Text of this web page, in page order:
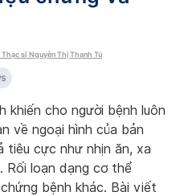
sĩ Nguyễn Thị Thanh Tú
khiến cho người bệnh luôn
về ngoại hình của bản
tiêu cực như nhịn ăn, xa
Rối loạn dạng cơ thể
bệnh khác. Bài viết